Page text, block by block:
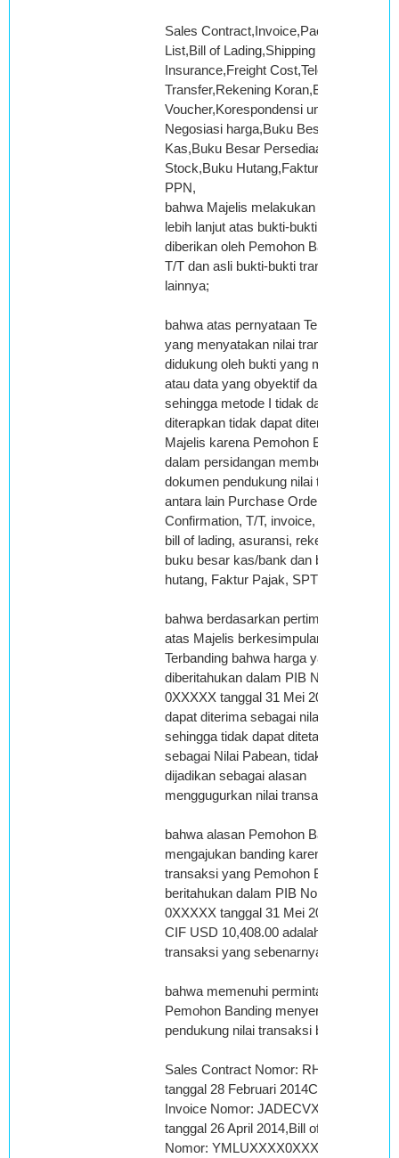
Sales Contract,Invoice,Packing
List,Bill of Lading,Shipping
Insurance,Freight Cost,Telegrapic
Transfer,Rekening Koran,Bank
Voucher,Korespondensi untuk
Negosiasi harga,Buku Besar
Kas,Buku Besar Persediaan,Kartu
Stock,Buku Hutang,Faktur Pajak
PPN,
bahwa Majelis melakukan penelitian
lebih lanjut atas bukti-bukti yang
diberikan oleh Pemohon Banding asli
T/T dan asli bukti-bukti transaksi
lainnya;
bahwa atas pernyataan Terbanding
yang menyatakan nilai transaksi tidak
didukung oleh bukti yang memadai
atau data yang obyektif dan terukur
sehingga metode I tidak dapat
diterapkan tidak dapat diterima oleh
Majelis karena Pemohon Banding
dalam persidangan memberikan
dokumen pendukung nilai transaksi
antara lain Purchase Order, Sales
Confirmation, T/T, invoice, packing list,
bill of lading, asuransi, rekening koran,
buku besar kas/bank dan buku besar
hutang, Faktur Pajak, SPT PPN;
bahwa berdasarkan pertimbangan di
atas Majelis berkesimpulan alasan
Terbanding bahwa harga yang
diberitahukan dalam PIB Nomor:
0XXXXX tanggal 31 Mei 2014 tidak
dapat diterima sebagai nilai transaksi,
sehingga tidak dapat ditetapkan
sebagai Nilai Pabean, tidak dapat
dijadikan sebagai alasan
menggugurkan nilai transaksi;
bahwa alasan Pemohon Banding
mengajukan banding karena nilai
transaksi yang Pemohon Banding
beritahukan dalam PIB Nomor:
0XXXXX tanggal 31 Mei 2014sebesar
CIF USD 10,408.00 adalah nilai
transaksi yang sebenarnya;
bahwa memenuhi permintaan Majelis,
Pemohon Banding menyerahkan bukti
pendukung nilai transaksi berupa:
Sales Contract Nomor: RHXX0XXX
tanggal 28 Februari 2014Commercial
Invoice Nomor: JADECVX0X0XXX
tanggal 26 April 2014,Bill of Lading
Nomor: YMLUXXXX0XXXXX tanggal